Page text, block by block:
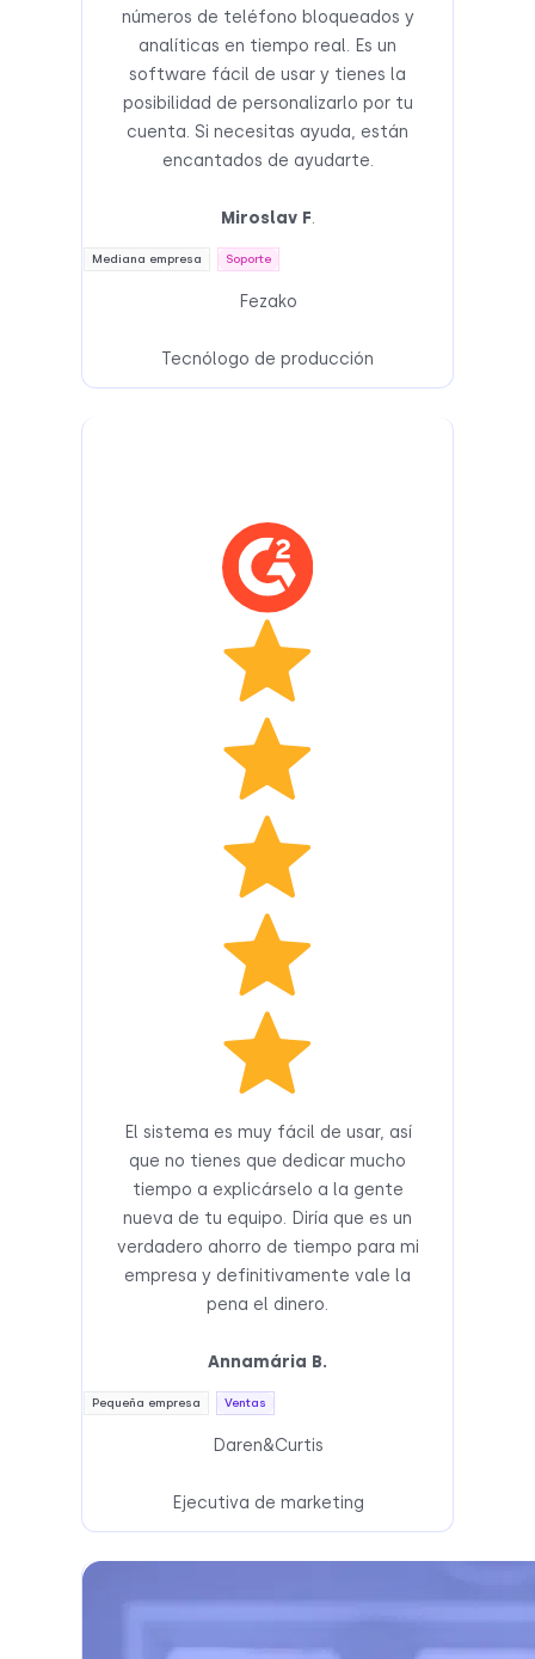
números de teléfono bloqueados y
analíticas en tiempo real. Es un
software fácil de usar y tienes la
posibilidad de personalizarlo por tu
cuenta. Si necesitas ayuda, están
encantados de ayudarte.
Miroslav F
Mediana empresa Soporte
Fezako
Tecnólogo de producción
El sistema es muy fácil de usar, así
que no tienes que dedicar mucho
tiempo a explicárselo a la gente
nueva de tu equipo. Diría que es un
verdadero ahorro de tiempo para mi
empresa y definitivamente vale la
pena el dinero.
Annamária B.
Pequeña empresa Ventas
Daren&Curtis
Ejecutiva de marketing